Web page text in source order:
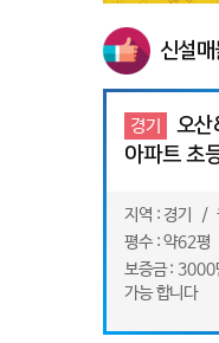
신설
경기
오산
아파트 초
태권도장
지역 : 경기 /
평수 : 약62
보증금 : 3000
가능 합니다